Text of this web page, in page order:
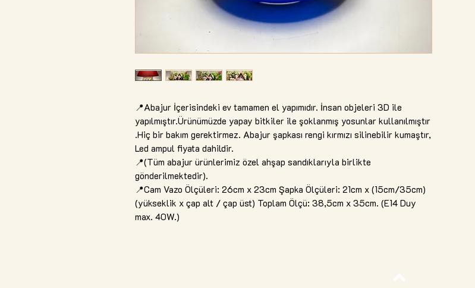
📍Abajur İçerisindeki ev tamamen el yapımıdır. İnsan objeleri 3D ile
yapılmıştır.Ürünümüzde yapay bitkiler ile şoklanmış yosunlar kullanılmıştır
.Hiç bir bakım gerektirmez. Abajur şapkası rengi kırmızı silinebilir kumaştır,
Led ampul fiyata dahildir.
📍(Tüm abajur ürünlerimiz özel ahşap sandıklarıyla birlikte
gönderilmektedir).
📍Cam Vazo Ölçüleri: 26cm x 23cm Şapka Ölçüleri: 21cm x (15cm/35cm)
(yükseklik x çap alt / çap üst) Toplam Ölçü: 38,5cm x 35cm. (E14 Duy
max. 40W.)